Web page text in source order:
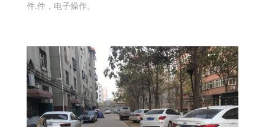
件.件，电子操作。